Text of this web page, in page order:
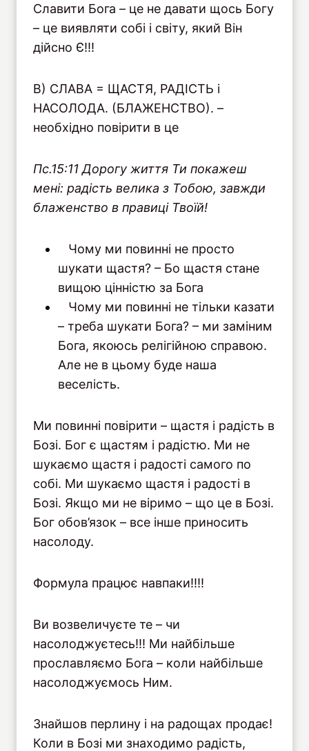
Славити Бога – це не давати щось Богу
– це виявляти собі і світу, який Він
дійсно Є!!!
В) СЛАВА = ЩАСТЯ, РАДІСТЬ і
НАСОЛОДА. (БЛАЖЕНСТВО). –
необхідно повірити в це
Пс.15:11 Дорогу життя Ти покажеш
мені: радість велика з Тобою, завжди
блаженство в правиці Твоїй!
Чому ми повинні не просто
шукати щастя? – Бо щастя стане
вищою цінністю за Бога
Чому ми повинні не тільки казати
– треба шукати Бога? – ми заміним
Бога, якоюсь релігійною справою.
Але не в цьому буде наша
веселість.
Ми повинні повірити – щастя і радість в
Бозі. Бог є щастям і радістю. Ми не
шукаємо щастя і радості самого по
собі. Ми шукаємо щастя і радості в
Бозі. Якщо ми не віримо – що це в Бозі.
Бог обов’язок – все інше приносить
насолоду.
Формула працює навпаки!!!!
Ви возвеличуєте те – чи
насолоджуєтесь!!! Ми найбільше
прославляємо Бога – коли найбільше
насолоджуємось Ним.
Знайшов перлину і на радощах продає!
Коли в Бозі ми знаходимо радість,